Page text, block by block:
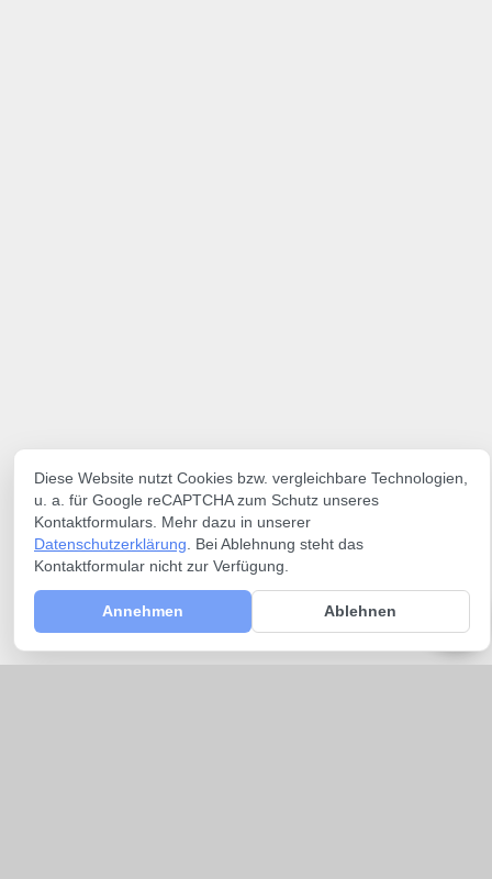
Diese Website nutzt Cookies bzw. vergleichbare Technologien,
u. a. für Google reCAPTCHA zum Schutz unseres
Kontaktformulars. Mehr dazu in unserer
Datenschutzerklärung . Bei Ablehnung steht das
Kontaktformular nicht zur Verfügung.
Annehmen Ablehnen